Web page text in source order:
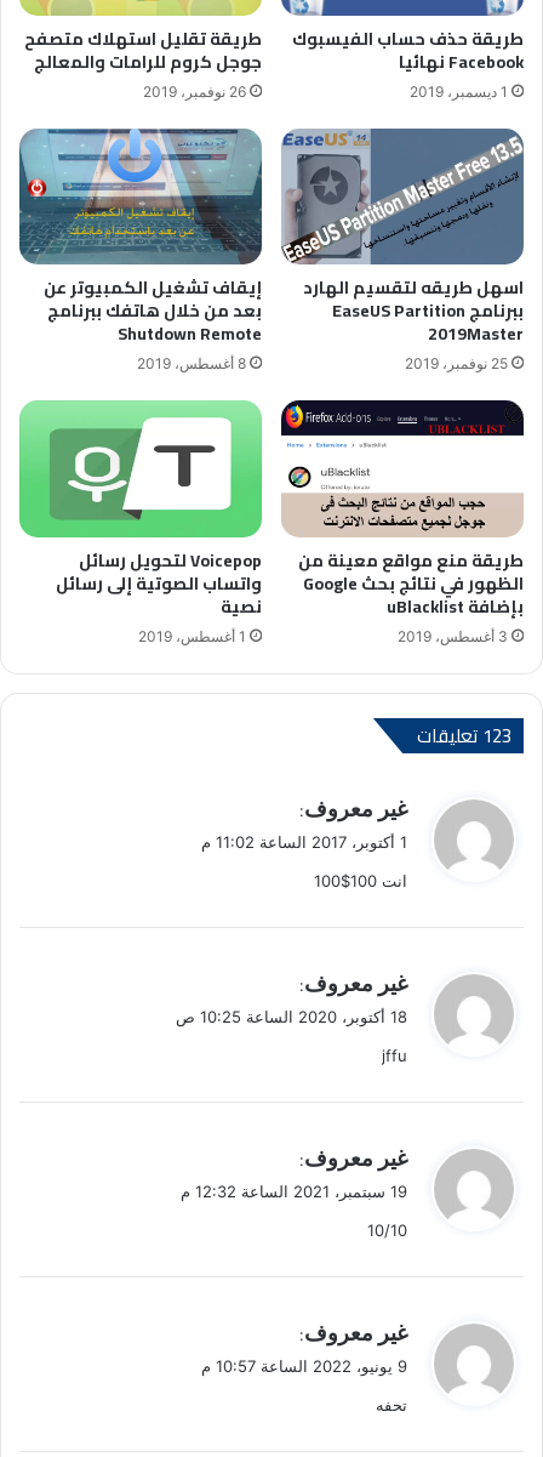
طريقة حذف حساب الفيسبوك
Facebook نهائيا
1 ديسمبر، 2019
طريقة تقليل استهلاك متصفح
جوجل كروم للرامات والمعالج
26 نوفمبر، 2019
اسهل طريقه لتقسيم الهارد
ببرنامج EaseUS Partition
2019Master
25 نوفمبر، 2019
إيقاف تشغيل الكمبيوتر عن
بعد من خلال هاتفك ببرنامج
Shutdown Remote
8 أغسطس، 2019
طريقة منع مواقع معينة من
الظهور في نتائج بحث Google
بإضافة uBlacklist
3 أغسطس، 2019
Voicepop لتحويل رسائل
واتساب الصوتية إلى رسائل
نصية
1 أغسطس، 2019
‫123 تعليقات
ي
ل
غير معروف:
1 أكتوبر، 2017 الساعة 11:02 م
انت 100$100
ي
ل
غير معروف:
18 أكتوبر، 2020 الساعة 10:25 ص
jffu
ي
ل
غير معروف:
19 سبتمبر، 2021 الساعة 12:32 م
10/10
ي
ل
غير معروف:
9 يونيو، 2022 الساعة 10:57 م
تحفه